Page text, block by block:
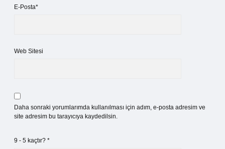
E-Posta*
Web Sitesi
Daha sonraki yorumlarımda kullanılması için adım, e-posta adresim ve
site adresim bu tarayıcıya kaydedilsin.
9 - 5 kaçtır? *